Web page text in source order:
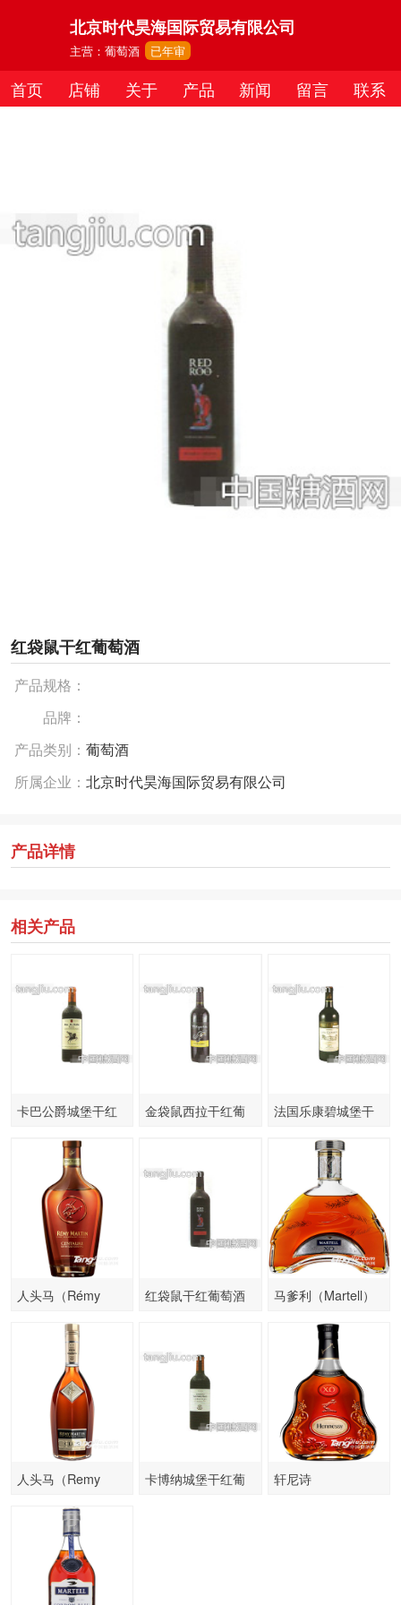
北京时代昊海国际贸易有限公司
主营：葡萄酒 已年审
首页 店铺 关于 产品 新闻 留言 联系
红袋鼠干红葡萄酒
产品规格：
品牌：
产品类别： 葡萄酒
所属企业： 北京时代昊海国际贸易有限公司
产品详情
相关产品
卡巴公爵城堡干红
金袋鼠西拉干红葡
法国乐康碧城堡干
人头马（Rémy
红袋鼠干红葡萄酒
马爹利（Martell）
人头马（Remy
Martin法国原装
卡博纳城堡干红葡
轩尼诗